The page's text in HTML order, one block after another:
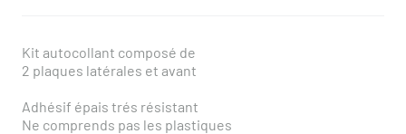
Kit autocollant composé de
2 plaques latérales et avant
Adhésif épais trés résistant
Ne comprends pas les plastiques